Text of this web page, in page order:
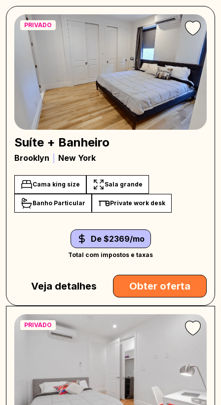
PRIVADO
Suíte + Banheiro
Brooklyn New York
Cama king size Sala grande
Banho Particular Private work desk
De $2369/mo
Total com impostos e taxas
Veja detalhes Obter oferta
PRIVADO